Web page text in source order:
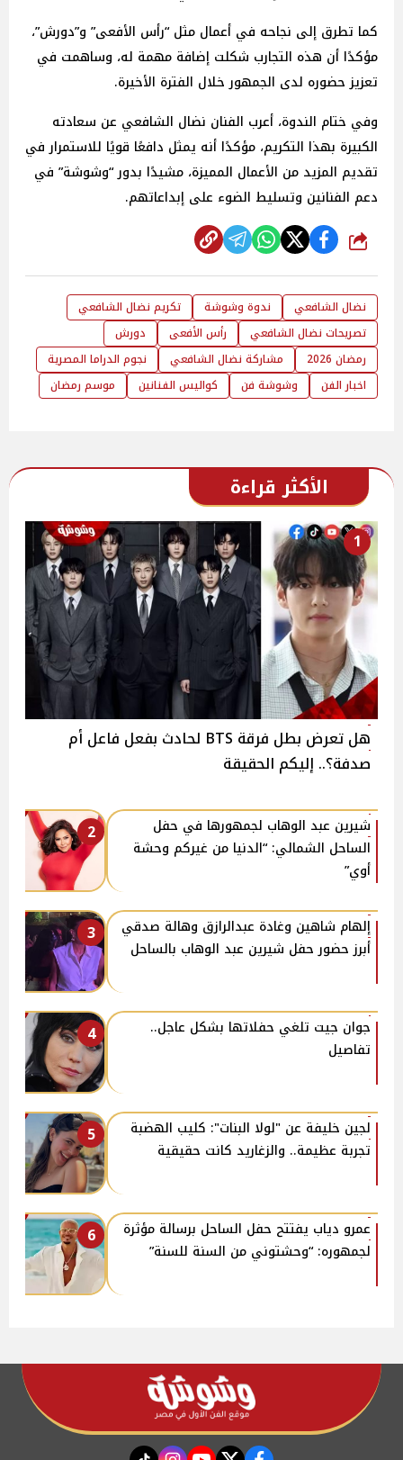
كما تطرق إلى نجاحه في أعمال مثل “رأس الأفعى” و”دورش”،
مؤكدًا أن هذه التجارب شكلت إضافة مهمة له، وساهمت في
تعزيز حضوره لدى الجمهور خلال الفترة الأخيرة.
وفي ختام الندوة، أعرب الفنان نضال الشافعي عن سعادته
الكبيرة بهذا التكريم، مؤكدًا أنه يمثل دافعًا قويًا للاستمرار في
تقديم المزيد من الأعمال المميزة، مشيدًا بدور “وشوشة” في
دعم الفنانين وتسليط الضوء على إبداعاتهم.
شارك
نضال الشافعي ندوة وشوشة
تكريم نضال الشافعي
تصريحات نضال الشافعي
رأس الأفعى
دورش
رمضان 2026
مشاركة نضال الشافعي
نجوم الدراما المصرية
اخبار الفن
وشوشة فن كواليس الفنانين موسم رمضان
الأكثر قراءة
1
هل تعرض بطل فرقة BTS لحادث بفعل فاعل أم
صدفة؟.. إليكم الحقيقة
2
شيرين عبد الوهاب لجمهورها في حفل
الساحل الشمالي: “الدنيا من غيركم وحشة
أوي”
3
إلهام شاهين وغادة عبدالرازق وهالة صدقي
أبرز حضور حفل شيرين عبد الوهاب بالساحل
4
جوان جيت تلغي حفلاتها بشكل عاجل..
تفاصيل
5
لجين خليفة عن "لولا البنات": كليب الهضبة
تجربة عظيمة.. والزغاريد كانت حقيقية
6
عمرو دياب يفتتح حفل الساحل برسالة مؤثرة
لجمهوره: “وحشتوني من السنة للسنة”